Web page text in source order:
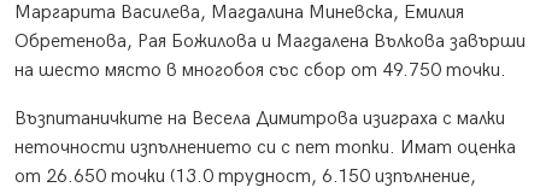
Маргарита Василева, Магдалина Миневска, Емилия
Обретенова, Рая Божилова и Магдалена Вълкова завърши
на шесто място в многобоя със сбор от 49.750 точки.
Възпитаничките на Весела Димитрова изиграха с малки
неточности изпълнението си с пет топки. Имат оценка
от 26.650 точки (13.0 трудност, 6.150 изпълнение,